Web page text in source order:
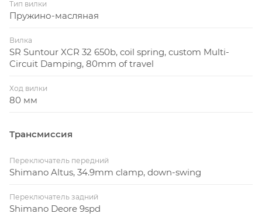
Тип вилки
Пружино-масляная
Вилка
SR Suntour XCR 32 650b, coil spring, custom Multi-
Circuit Damping, 80mm of travel
Ход вилки
80 мм
Трансмиссия
Переключатель передний
Shimano Altus, 34.9mm clamp, down-swing
Переключатель задний
Shimano Deore 9spd